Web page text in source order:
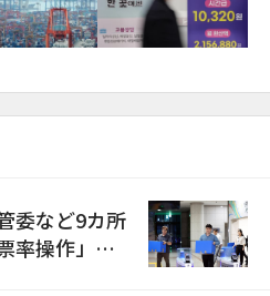
委など9カ所
率操作」の